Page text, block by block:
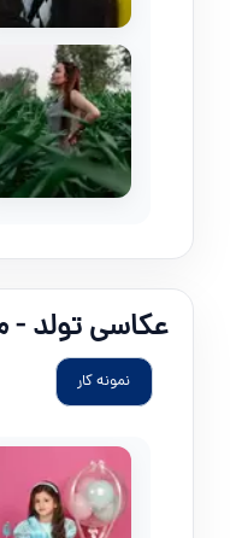
عکاسی تولد -
نمونه کار